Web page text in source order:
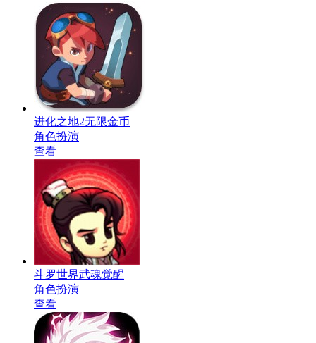
进化之地2无限金币
角色扮演
查看
斗罗世界武魂觉醒
角色扮演
查看